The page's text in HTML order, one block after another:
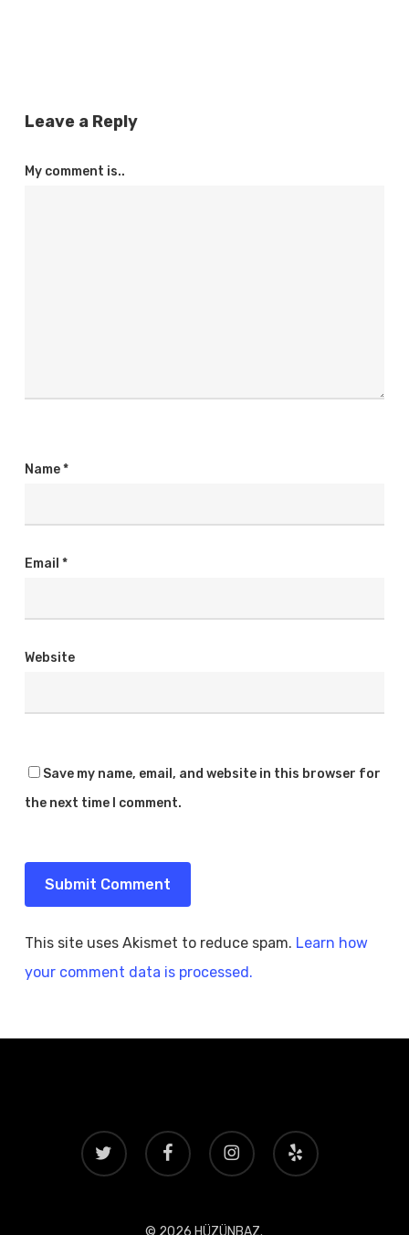
Leave a Reply
My comment is..
Name*
Email *
Website
Save my name, email, and website in this browser for
the next time I comment.
This site uses Akismet to reduce spam. Learn how
your comment data is processed.
twitter facebook instagram yelp
© 2026 HÜZÜNBAZ.